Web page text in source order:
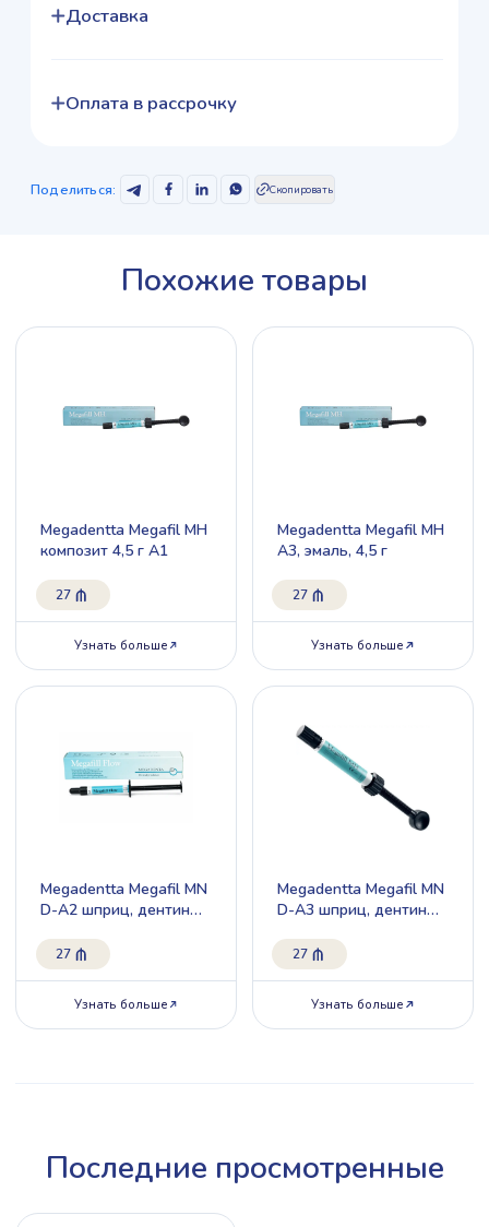
Доставка
Oплата в рассрочку
Поделиться: Скопировать
Похожие товары
Megadentta Megafil MH
композит 4,5 г A1
27
Узнать больше
Megadentta Megafil MH
A3, эмаль, 4,5 г
27
Узнать больше
Megadentta Megafil MN
D-A2 шприц, дентин
27
Узнать больше
Megadentta Megafil MN
D-A3 шприц, дентин
27
Узнать больше
Последние просмотренные